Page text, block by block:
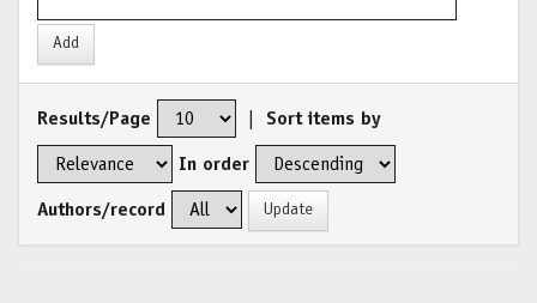
Results/Page Sort items by
In order
Authors/record